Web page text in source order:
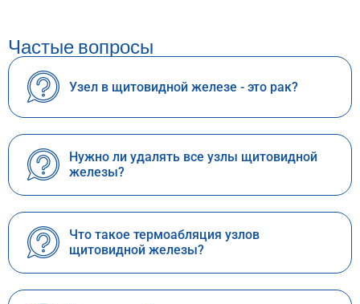
Частые вопросы
Узел в щитовидной железе - это рак?
Нужно ли удалять все узлы щитовидной
железы?
Что такое термоабляция узлов
щитовидной железы?